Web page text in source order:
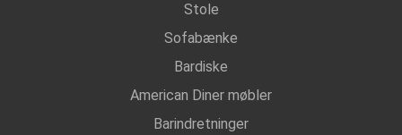
Stole
Sofabænke
Bardiske
American Diner møbler
Barindretninger